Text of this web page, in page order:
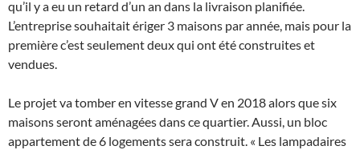
qu’il y a eu un retard d’un an dans la livraison planifiée.
L’entreprise souhaitait ériger 3 maisons par année, mais pour la
première c’est seulement deux qui ont été construites et
vendues.
Le projet va tomber en vitesse grand V en 2018 alors que six
maisons seront aménagées dans ce quartier. Aussi, un bloc
appartement de 6 logements sera construit. « Les lampadaires